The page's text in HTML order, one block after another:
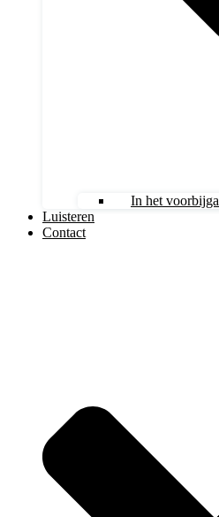
In het
Luisteren
Contact